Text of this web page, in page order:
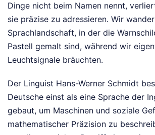
Dinge nicht beim Namen nennt,
sie präzise zu adressieren. Wir
Sprachlandschaft, in der die
Pastell gemalt sind, während wir
Leuchtsignale bräuchten.
Der Linguist Hans-Werner Schmidt
Deutsche einst als eine Sprache der
gebaut, um Maschinen und soziale
mathematischer Präzision zu